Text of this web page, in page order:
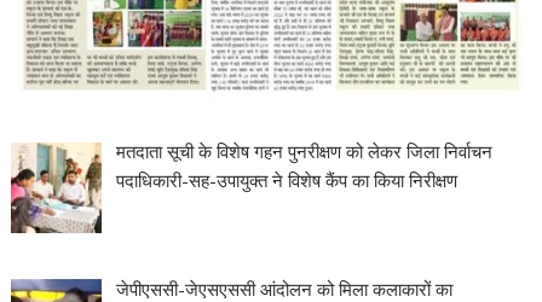
मतदाता सूची के विशेष गहन पुनरीक्षण को लेकर जिला निर्वाचन
पदाधिकारी-सह-उपायुक्त ने विशेष कैंप का किया निरीक्षण
जेपीएससी-जेएसएससी आंदोलन को मिला कलाकारों का